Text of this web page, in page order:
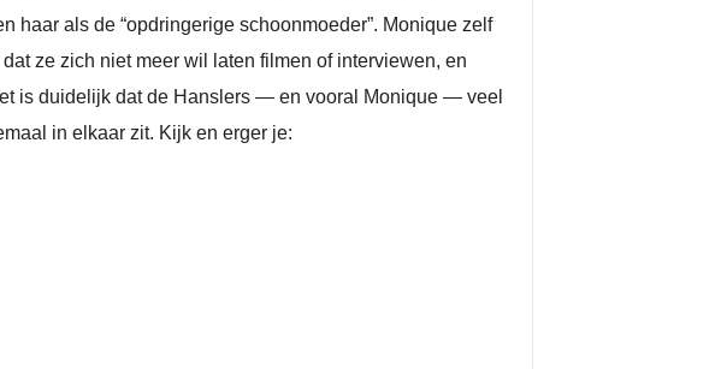
haar als de “opdringerige schoonmoeder”. Monique zelf
ze zich niet meer wil laten filmen of interviewen, en
is duidelijk dat de Hanslers — en vooral Monique — veel
in elkaar zit. Kijk en erger je: